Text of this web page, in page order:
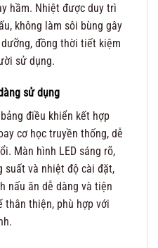
hầm. Nhiệt được duy trì
không làm sôi bùng gây
đồng thời tiết kiệm
sử dụng.
sử dụng
điều khiển kết hợp
cơ học truyền thống, dễ
Màn hình LED sáng rõ,
suất và nhiệt độ cài đặt,
nấu ăn dễ dàng và tiện
thân thiện, phù hợp với